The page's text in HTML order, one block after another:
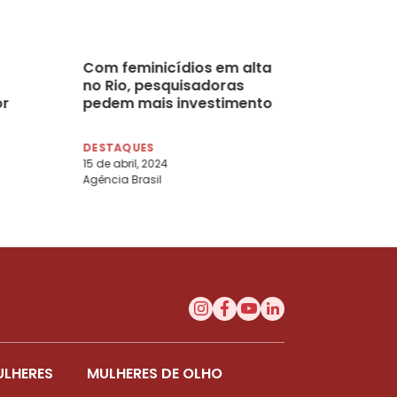
Com feminicídios em alta
no Rio, pesquisadoras
pedem mais investimento
DESTAQUES
15 de abril, 2024
Agência Brasil
MULHERES DE OLHO